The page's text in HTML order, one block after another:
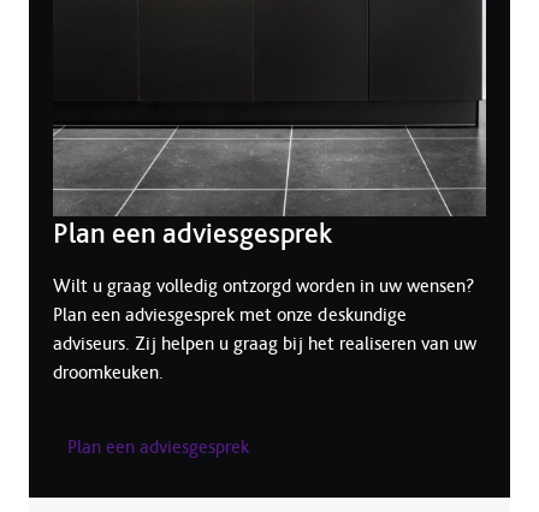
Plan een adviesgesprek
Wilt u graag volledig ontzorgd worden in uw wensen?
Plan een adviesgesprek met onze deskundige
adviseurs. Zij helpen u graag bij het realiseren van uw
droomkeuken.
Plan een adviesgesprek